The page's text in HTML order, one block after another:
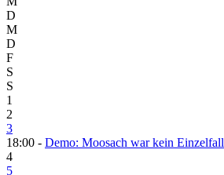
D
M
D
F
S
S
1
2
3
18:00 - Demo: Moosach war kein Einzelfall
4
5